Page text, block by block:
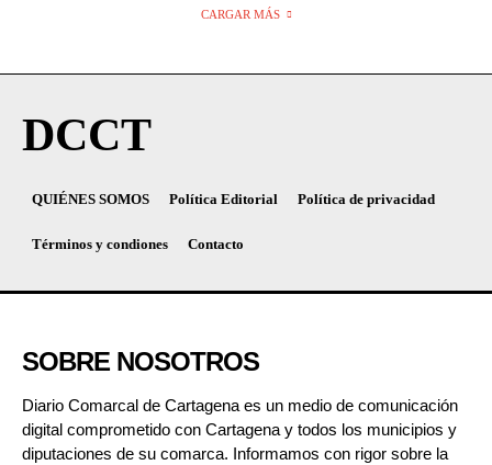
CARGAR MÁS
DCCT
QUIÉNES SOMOS Política Editorial Política de privacidad
Términos y condiones Contacto
SOBRE NOSOTROS
Diario Comarcal de Cartagena es un medio de comunicación
digital comprometido con Cartagena y todos los municipios y
diputaciones de su comarca. Informamos con rigor sobre la